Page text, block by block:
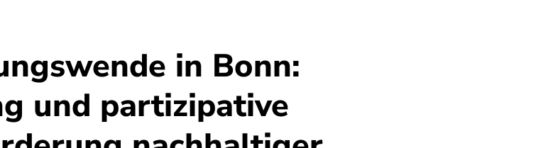
in Bonn:
und partizipative